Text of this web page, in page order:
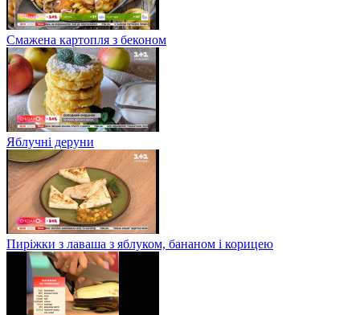
Смажена картопля з беконом
Яблучні деруни
Пиріжки з лаваша з яблуком, бананом і корицею